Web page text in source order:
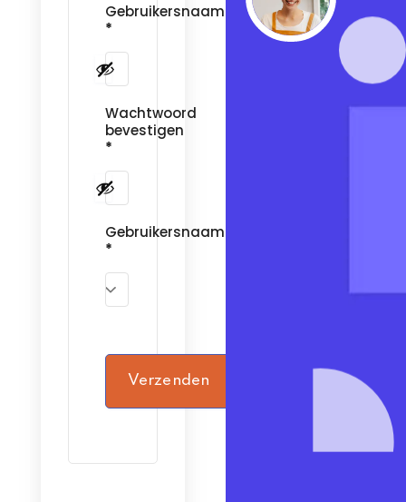
Gebruikersnaam
*
Wachtwoord
bevestigen
*
Gebruikersnaam
*
Verzenden